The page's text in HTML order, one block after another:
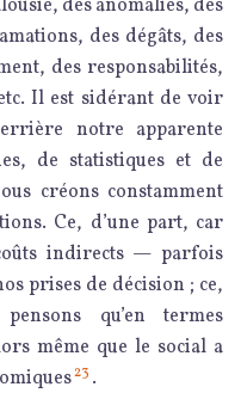
des anomalies, des
des dégâts, des
des responsabilités,
Il est sidérant de voir
notre apparente
de statistiques et de
créons constamment
Ce, d’une part, car
indirects — parfois
prises de décision ; ce,
qu’en termes
même que le social a
23 .